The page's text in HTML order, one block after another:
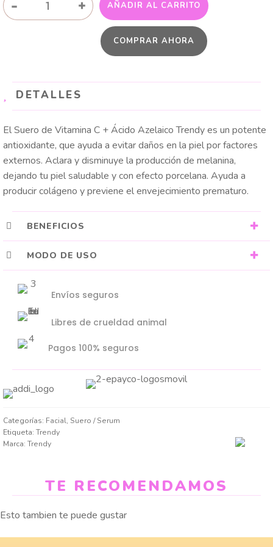
-
AZELAICO
+ AÑADIR AL CARRITO
COMPRAR AHORA
DETALLES
El Suero de Vitamina C + Ácido Azelaico Trendy es un potente
antioxidante, que ayuda a evitar daños en la piel por factores
externos. Aclara y disminuye la producción de melanina,
dejando tu piel saludable y con efecto porcelana. Ayuda a
producir colágeno y previene el envejecimiento prematuro.
BENEFICIOS
MODO DE USO
Envíos seguros
Libres de crueldad animal
Pagos 100% seguros
Categorías: Facial, Suero / Serum
Etiqueta: Trendy
Marca: Trendy
TE RECOMENDAMOS
Esto tambien te puede gustar